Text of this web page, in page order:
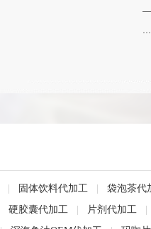
固体饮料代加工
袋泡茶代
硬胶囊代加工 片剂代加工